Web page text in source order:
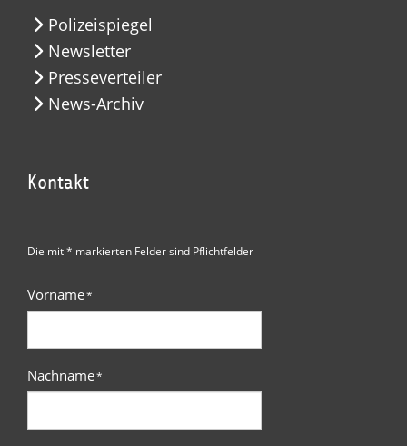
Polizeispiegel
Newsletter
Presseverteiler
News-Archiv
Kontakt
Die mit * markierten Felder sind Pflichtfelder
Vorname*
Nachname*